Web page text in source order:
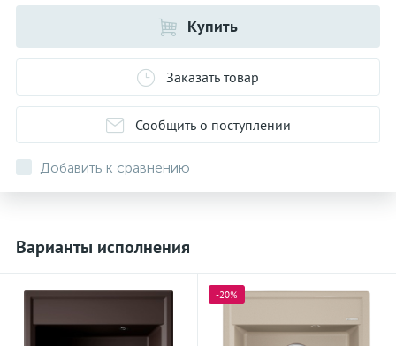
Купить
Заказать товар
Сообщить о поступлении
Добавить к сравнению
Варианты исполнения
-20%